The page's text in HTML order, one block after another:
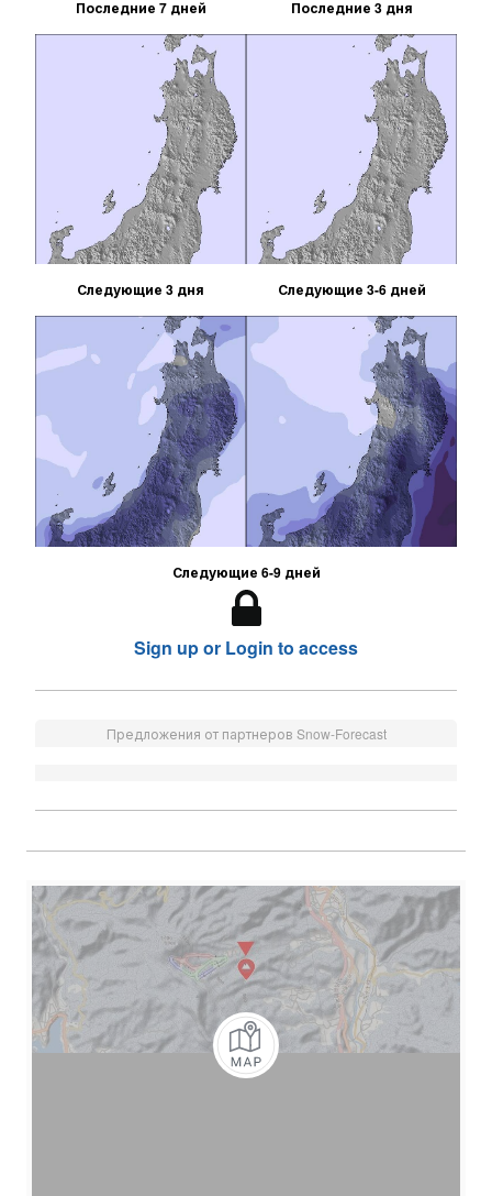
Последние 7 дней Последние 3 дня
Следующие 3 дня Следующие 3-6 дней
Следующие 6-9 дней
Sign up or Login to access
Предложения от партнеров Snow-Forecast